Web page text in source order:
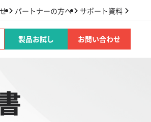
パートナーの方へ サポート資料
製品お試し お問い合わせ